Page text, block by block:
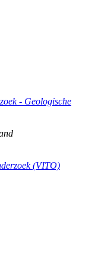
- Geologische
(VITO)